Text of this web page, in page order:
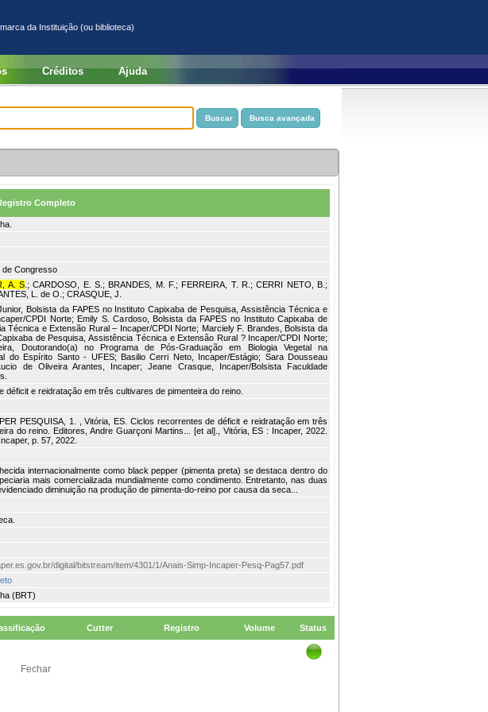
da Instituição (ou biblioteca)
Créditos Ajuda
Completo
de Congresso
A. S .; CARDOSO, E. S.; BRANDES, M. F.; FERREIRA, T. R.; CERRI NETO, B.;
L. de O.; CRASQUE, J.
Bolsista da FAPES no Instituto Capixaba de Pesquisa, Assistência Técnica e
CPDI Norte; Emily S. Cardoso, Bolsista da FAPES no Instituto Capixaba de
Técnica e Extensão Rural – Incaper/CPDI Norte; Marciely F. Brandes, Bolsista da
de Pesquisa, Assistência Técnica e Extensão Rural ? Incaper/CPDI Norte;
Doutorando(a) no Programa de Pós-Graduação em Biologia Vegetal na
do Espírito Santo - UFES; Basilio Cerri Neto, Incaper/Estágio; Sara Dousseau
de Oliveira Arantes, Incaper; Jeane Crasque, Incaper/Bolsista Faculdade
déficit e reidratação em três cultivares de pimenteira do reino.
PESQUISA, 1. , Vitória, ES. Ciclos recorrentes de déficit e reidratação em três
do reino. Editores, Andre Guarçoni Martins... [et al]., Vitória, ES : Incaper, 2022.
p. 57, 2022.
internacionalmente como black pepper (pimenta preta) se destaca dentro do
mais comercializada mundialmente como condimento. Entretanto, nas duas
diminuição na produção de pimenta-do-reino por causa da seca...
digital/bitstream/item/4301/1/Anais-Simp-Incaper-Pesq-Pag57.pdf
(BRT)
Cutter Registro Volume Status
Fechar